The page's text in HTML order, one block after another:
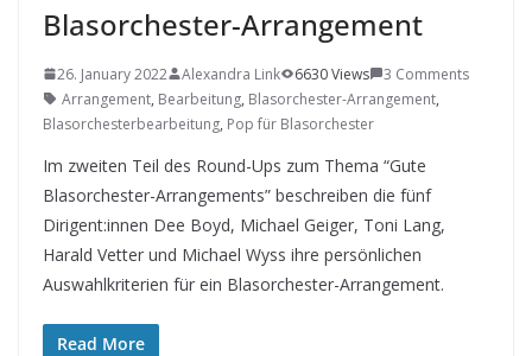
Blasorchester-Arrangement
26. January 2022 Alexandra Link 6630 Views
3 Comments
Arrangement, Bearbeitung, Blasorchester-Arrangement,
Blasorchesterbearbeitung, Pop für Blasorchester
Im zweiten Teil des Round-Ups zum Thema “Gute
Blasorchester-Arrangements” beschreiben die fünf
Dirigent:innen Dee Boyd, Michael Geiger, Toni Lang,
Harald Vetter und Michael Wyss ihre persönlichen
Auswahlkriterien für ein Blasorchester-Arrangement.
Read More